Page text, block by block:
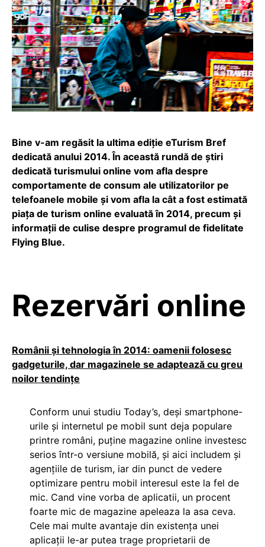
Bine v-am regăsit la ultima ediție eTurism Bref
dedicată anului 2014. În această rundă de știri
dedicată turismului online vom afla despre
comportamente de consum ale utilizatorilor pe
telefoanele mobile și vom afla la cât a fost estimată
piața de turism online evaluată în 2014, precum și
informații de culise despre programul de fidelitate
Flying Blue.
Rezervări online
Românii şi tehnologia în 2014: oamenii folosesc
gadgeturile, dar magazinele se adaptează cu greu
noilor tendinţe
Conform unui studiu Today’s, deși smartphone-
urile și internetul pe mobil sunt deja populare
printre români, puține magazine online investesc
serios într-o versiune mobilă, și aici includem și
agențiile de turism, iar din punct de vedere
optimizare pentru mobil interesul este la fel de
mic. Cand vine vorba de aplicatii, un procent
foarte mic de magazine apeleaza la asa ceva.
Cele mai multe avantaje din existența unei
aplicații le-ar putea trage proprietarii de